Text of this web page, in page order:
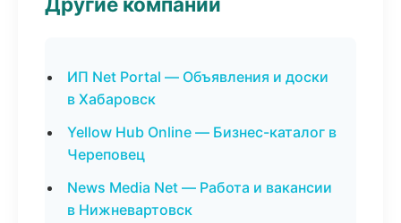
ИП Net Portal — Объявления и доски
в Хабаровск
Yellow Hub Online — Бизнес-каталог в
Череповец
News Media Net — Работа и вакансии
в Нижневартовск